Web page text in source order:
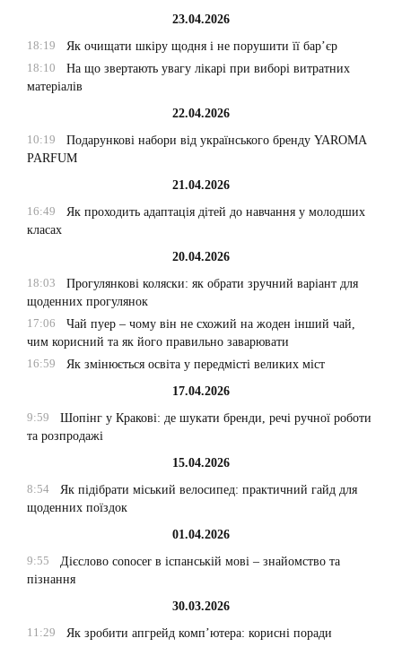
23.04.2026
18:19
Як очищати шкіру щодня і не порушити її бар’єр
18:10
На що звертають увагу лікарі при виборі витратних
матеріалів
22.04.2026
10:19
Подарункові набори від українського бренду YAROMA
PARFUM
21.04.2026
16:49
Як проходить адаптація дітей до навчання у молодших
класах
20.04.2026
18:03
Прогулянкові коляски: як обрати зручний варіант для
щоденних прогулянок
17:06
Чай пуер – чому він не схожий на жоден інший чай,
чим корисний та як його правильно заварювати
16:59
Як змінюється освіта у передмісті великих міст
17.04.2026
9:59
Шопінг у Кракові: де шукати бренди, речі ручної роботи
та розпродажі
15.04.2026
8:54
Як підібрати міський велосипед: практичний гайд для
щоденних поїздок
01.04.2026
9:55
Дієслово conocer в іспанській мові – знайомство та
пізнання
30.03.2026
11:29
Як зробити апгрейд комп’ютера: корисні поради